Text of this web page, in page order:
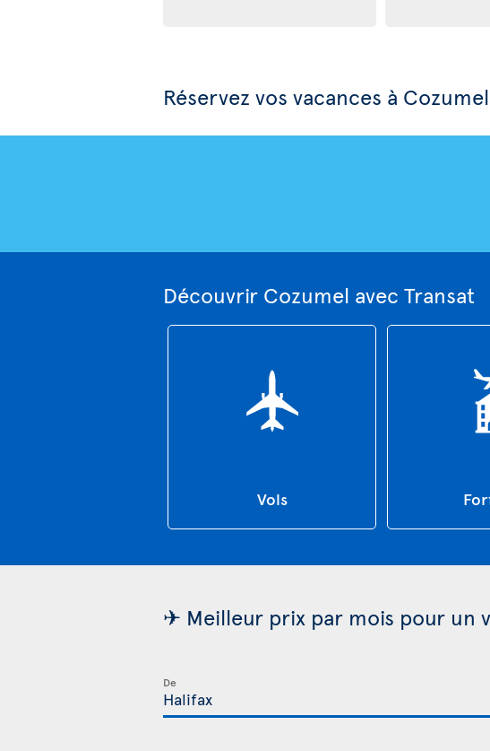
Réservez vos vacances à Cozumel
Découvrir Cozumel avec Transat
Vols
✈ Meilleur prix par mois pour un
De